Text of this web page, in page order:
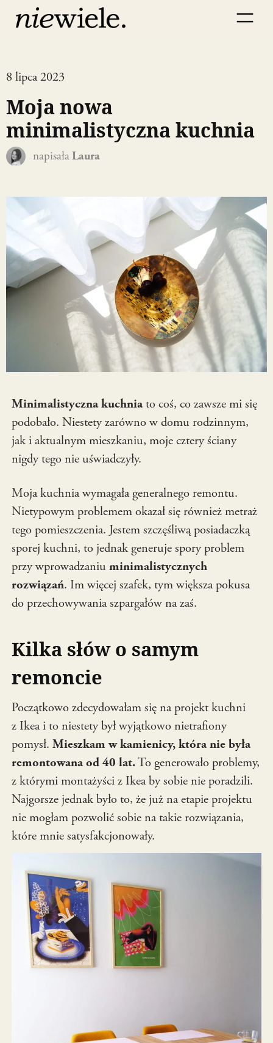
8 lipca 2023
Moja nowa
minimalistyczna kuchnia
napisałaLaura
Minimalistyczna kuchniato coś, co zawsze mi się
podobało. Niestety zarówno w domu rodzinnym,
jak i aktualnym mieszkaniu, moje cztery ściany
nigdy tego nie uświadczyły.
Moja kuchnia wymagała generalnego remontu.
Nietypowym problemem okazał się również metraż
tego pomieszczenia. Jestem szczęśliwą posiadaczką
sporej kuchni, to jednak generuje spory problem
przy wprowadzaniuminimalistycznych
rozwiązań. Im więcej szafek, tym większa pokusa
do przechowywania szpargałów na zaś.
Kilka słów o samym
remoncie
Początkowo zdecydowałam się na projekt kuchni
z Ikea i to niestety był wyjątkowo nietrafiony
pomysł.Mieszkam w kamienicy, która nie była
remontowana od 40 lat.To generowało problemy,
z którymi montażyści z Ikea by sobie nie poradzili.
Najgorsze jednak było to, że już na etapie projektu
nie mogłam pozwolić sobie na takie rozwiązania,
które mnie satysfakcjonowały.